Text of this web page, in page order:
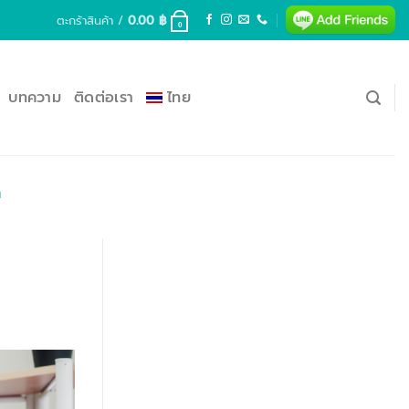
ตะกร้าสินค้า /0.00฿ 0
บทความ ติดต่อเรา ไทย